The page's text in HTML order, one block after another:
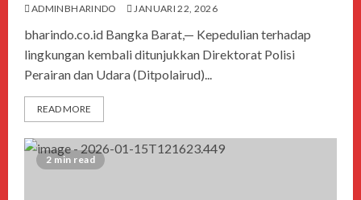
ADMINBHARINDO JANUARI 22, 2026
bharindo.co.id Bangka Barat,— Kepedulian terhadap
lingkungan kembali ditunjukkan Direktorat Polisi
Perairan dan Udara (Ditpolairud)...
READ MORE
2 min read